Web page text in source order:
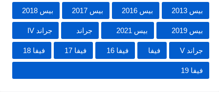
بيس 2013 بيس 2016 بيس 2017 بيس 2018
بيس 2019 بيس 2021 جراند جراند IV
جراند V فيفا فيفا 16 فيفا 17 فيفا 18
فيفا 19